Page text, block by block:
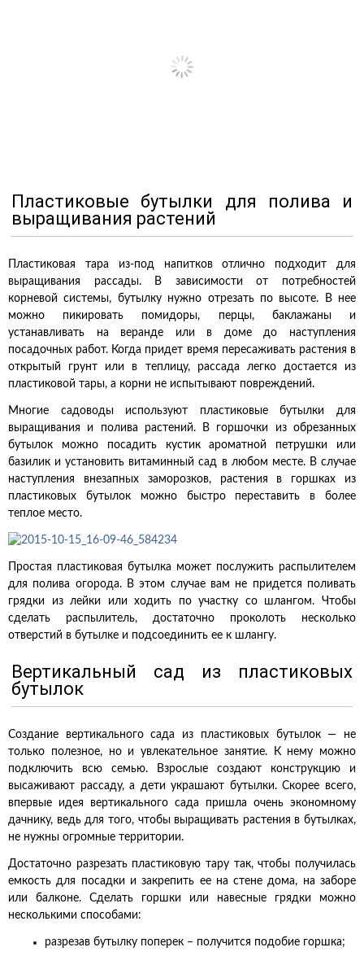
Пластиковые бутылки для полива и
выращивания растений
Пластиковая тара из-под напитков отлично подходит для
выращивания рассады. В зависимости от потребностей
корневой системы, бутылку нужно отрезать по высоте. В нее
можно пикировать помидоры, перцы, баклажаны и
устанавливать на веранде или в доме до наступления
посадочных работ. Когда придет время пересаживать растения в
открытый грунт или в теплицу, рассада легко достается из
пластиковой тары, а корни не испытывают повреждений.
Многие садоводы используют пластиковые бутылки для
выращивания и полива растений. В горшочки из обрезанных
бутылок можно посадить кустик ароматной петрушки или
базилик и установить витаминный сад в любом месте. В случае
наступления внезапных заморозков, растения в горшках из
пластиковых бутылок можно быстро переставить в более
теплое место.
Простая пластиковая бутылка может послужить распылителем
для полива огорода. В этом случае вам не придется поливать
грядки из лейки или ходить по участку со шлангом. Чтобы
сделать распылитель, достаточно проколоть несколько
отверстий в бутылке и подсоединить ее к шлангу.
Вертикальный сад из пластиковых
бутылок
Создание вертикального сада из пластиковых бутылок — не
только полезное, но и увлекательное занятие. К нему можно
подключить всю семью. Взрослые создают конструкцию и
высаживают рассаду, а дети украшают бутылки. Скорее всего,
впервые идея вертикального сада пришла очень экономному
дачнику, ведь для того, чтобы выращивать растения в бутылках,
не нужны огромные территории.
Достаточно разрезать пластиковую тару так, чтобы получилась
емкость для посадки и закрепить ее на стене дома, на заборе
или балконе. Сделать горшки или навесные грядки можно
несколькими способами:
разрезав бутылку поперек – получится подобие горшка;